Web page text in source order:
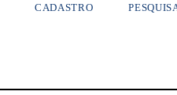
CADASTRO